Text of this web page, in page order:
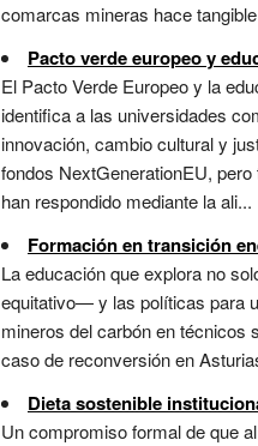
comarcas mineras hace
Pacto verde europeo y
El Pacto Verde Europeo y la
identifica a las universidades
innovación, cambio cultural y
fondos NextGenerationEU,
han respondido mediante la ali...
Formación en transición
La educación que explora no
equitativo— y las políticas para
mineros del carbón en técnicos
caso de reconversión en
Dieta sostenible
Un compromiso formal de que